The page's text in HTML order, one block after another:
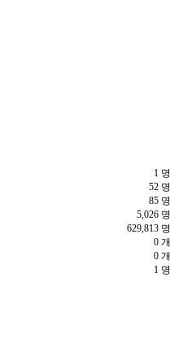
1 명
52 명
85 명
5,026 명
629,813 명
0 개
0 개
1 명